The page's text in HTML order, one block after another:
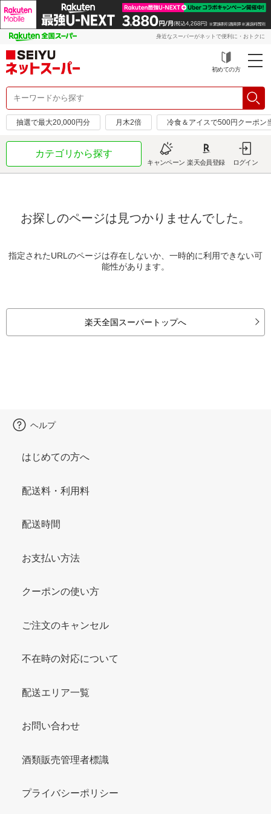
身近なスーパーがネットで便利に・おトクに
初めての方
抽選で最大20,000円分 月木2倍 冷食＆アイスで500円クーポン
カテゴリから探す
キャンペーン 楽天会員登録 ログイン
お探しのページは見つかりませんでした。
指定されたURLのページは存在しないか、一時的に利用できない可
能性があります。
楽天全国スーパートップへ
ヘルプ
はじめての方へ
配送料・利用料
配送時間
お支払い方法
クーポンの使い方
ご注文のキャンセル
不在時の対応について
配送エリア一覧
お問い合わせ
酒類販売管理者標識
プライバシーポリシー